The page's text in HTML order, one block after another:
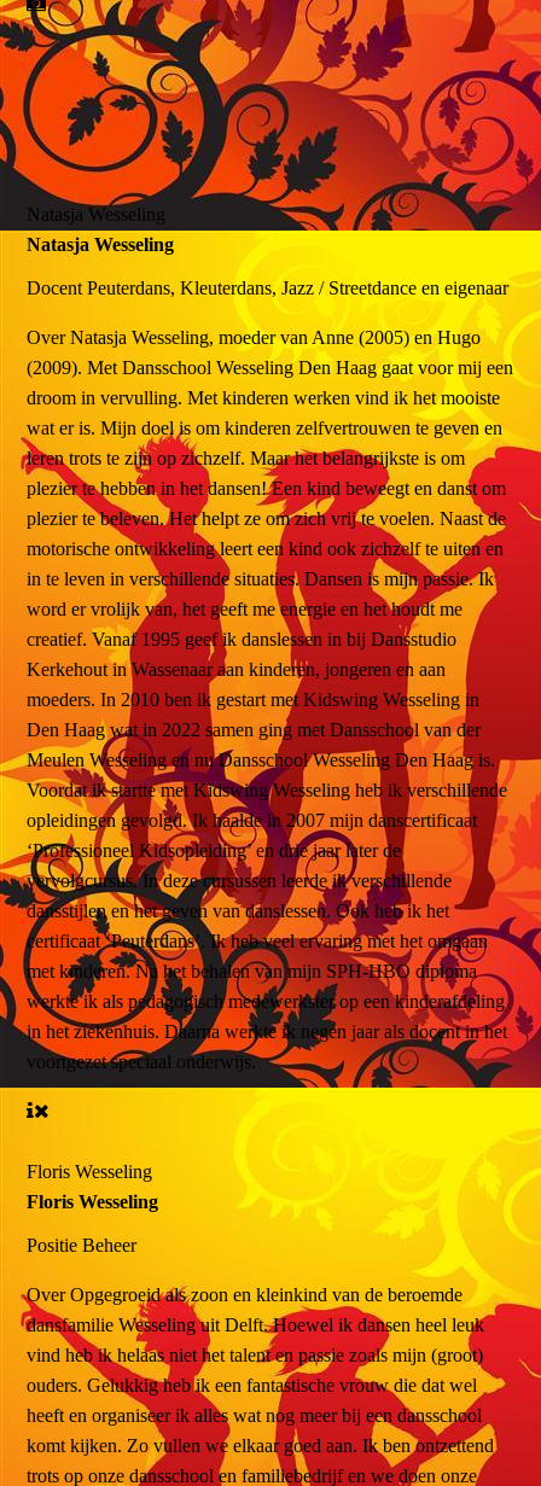
Natasja Wesseling
Natasja Wesseling
DocentPeuterdans, Kleuterdans, Jazz / Streetdance en eigenaar
OverNatasja Wesseling, moeder van Anne (2005) en Hugo
(2009). Met Dansschool Wesseling Den Haag gaat voor mij een
droom in vervulling. Met kinderen werken vind ik het mooiste
wat er is. Mijn doel is om kinderen zelfvertrouwen te geven en
leren trots te zijn op zichzelf. Maar het belangrijkste is om
plezier te hebben in het dansen! Een kind beweegt en danst om
plezier te beleven. Het helpt ze om zich vrij te voelen. Naast de
motorische ontwikkeling leert een kind ook zichzelf te uiten en
in te leven in verschillende situaties. Dansen is mijn passie. Ik
word er vrolijk van, het geeft me energie en het houdt me
creatief. Vanaf 1995 geef ik danslessen in bij Dansstudio
Kerkehout in Wassenaar aan kinderen, jongeren en aan
moeders. In 2010 ben ik gestart met Kidswing Wesseling in
Den Haag wat in 2022 samen ging met Dansschool van der
Meulen Wesseling en nu Dansschool Wesseling Den Haag is.
Voordat ik startte met Kidswing Wesseling heb ik verschillende
opleidingen gevolgd. Ik haalde in 2007 mijn danscertificaat
‘Professioneel Kidsopleiding’ en drie jaar later de
vervolgcursus. In deze cursussen leerde ik verschillende
dansstijlen en het geven van danslessen. Ook heb ik het
certificaat ‘Peuterdans’. Ik heb veel ervaring met het omgaan
met kinderen. Na het behalen van mijn SPH-HBO diploma
werkte ik als pedagogisch medewerkster op een kinderafdeling
in het ziekenhuis. Daarna werkte ik negen jaar als docent in het
voortgezet speciaal onderwijs.
Floris Wesseling
Floris Wesseling
PositieBeheer
OverOpgegroeid als zoon en kleinkind van de beroemde
dansfamilie Wesseling uit Delft. Hoewel ik dansen heel leuk
vind heb ik helaas niet het talent en passie zoals mijn (groot)
ouders. Gelukkig heb ik een fantastische vrouw die dat wel
heeft en organiseer ik alles wat nog meer bij een dansschool
komt kijken. Zo vullen we elkaar goed aan. Ik ben ontzettend
trots op onze dansschool en familiebedrijf en we doen onze